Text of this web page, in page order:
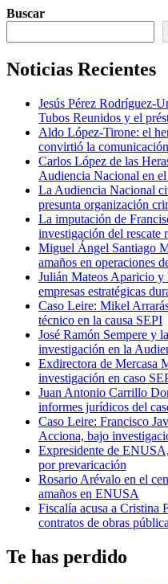
Buscar
Noticias Recientes
Jesús Pérez Rodríguez-
Tubos Reunidos y el
Aldo López-Tirone: el
convirtió la
Carlos López de las
Audiencia Nacional en
La Audiencia Nacional
presunta organización
La imputación de
investigación del rescate
Miguel Ángel Santiago
amaños en operaciones
Julián Mateos Aparicio y
empresas estratégicas
Caso Leire: Mikel
técnico en la causa SEPI
José Ramón Sempere y
investigación en la
Exdirectora de Mercasa
investigación en caso
Juan Antonio Carrillo
informes jurídicos del
Caso Leire: Francisco
Acciona, bajo
Expresidente de
por prevaricación
Rosario Arévalo en el
amaños en ENUSA
Fiscalía acusa a Cristina
contratos de obras
Te has perdido